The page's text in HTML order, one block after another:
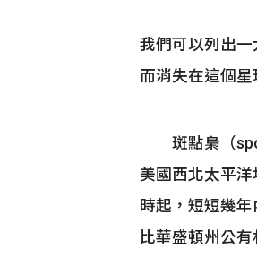
我們可以列出
而消失在這個星
斑點梟（
美國西北太平
時起，短短幾
比華盛頓州公